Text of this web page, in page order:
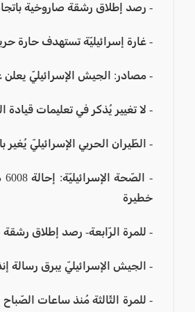
- رصد إطلاق رشقة صاروخية
- غارة إسرائيليّة تستهدف حارة
- مصادر: الجيش الإسرائيليّ يعلن
- لا تغيير يُذكر في تعليمات
- الطّيران الحربي الإسرائيليّ يُغير
خطيرة
- للمرة الرّابعة- رصد إطلاق رشقة
- الجيش الإسرائيليّ يبرق رسالة
- للمرة الثّالثة مُنذ ساعات